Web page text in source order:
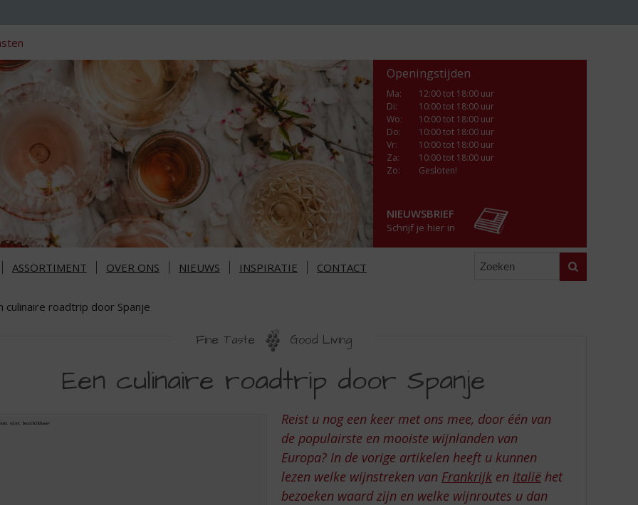
Openingstijden
Ma:
12:00 tot 18:00 uur
Di:
10:00 tot 18:00 uur
Wo:
10:00 tot 18:00 uur
Do:
10:00 tot 18:00 uur
Vr:
10:00 tot 18:00 uur
Za:
10:00 tot 18:00 uur
Zo:
Gesloten!
NIEUWSBRIEF
Schrijf je hier in
ASSORTIMENT OVER ONS NIEUWS INSPIRATIE CONTACT Zoeken
culinaire roadtrip door Spanje
Fine Taste Good Living
Een culinaire roadtrip door Spanje
Reist u nog een keer met ons mee, door één van
de populairste en mooiste wijnlanden van
Europa? In de vorige artikelen heeft u kunnen
lezen welke wijnstreken van Frankrijk en Italië het
bezoeken waard zijn en welke wijnroutes u dan